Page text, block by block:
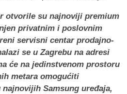
otvorile su najnoviji premium
privatnim i poslovnim
servisni centar prodajno-
se u Zagrebu na adresi
će na jedinstvenom prostoru
metara omogućiti
Samsung uređaja,